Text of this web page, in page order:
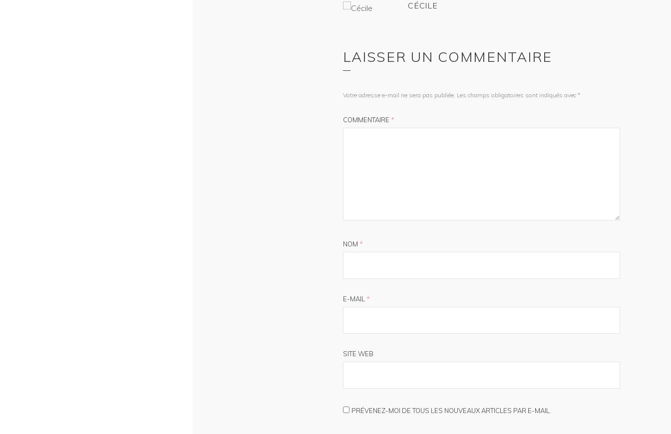
CÉCILE
LAISSER UN COMMENTAIRE
Votre adresse e-mail ne sera pas publiée. Les champs obligatoires sont indiqués avec *
COMMENTAIRE *
NOM *
E-MAIL *
SITE WEB
PRÉVENEZ-MOI DE TOUS LES NOUVEAUX ARTICLES PAR E-MAIL.